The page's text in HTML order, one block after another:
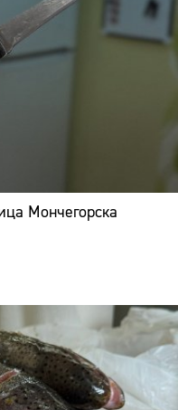
Мончегорска